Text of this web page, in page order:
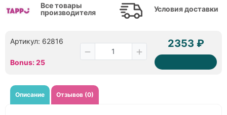
Все товары
производителя
Условия доставки
Артикул: 62816
Bonus: 25
2353 ₽
Описание Отзывов (0)